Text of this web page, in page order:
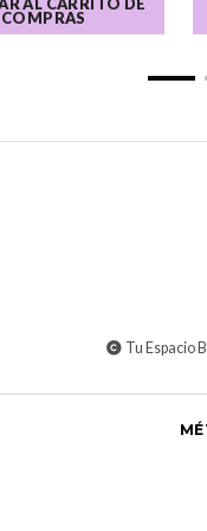
COMPRAS
Tu Espacio